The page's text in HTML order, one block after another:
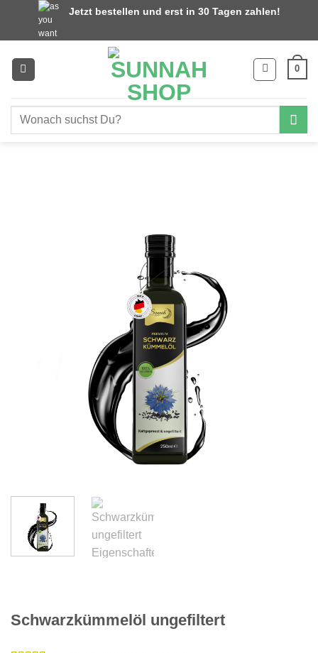
springen
Jetzt bestellen und erst in 30 Tagen zahlen!
0
Suchen
Schwarzkümmelöl ungefiltert